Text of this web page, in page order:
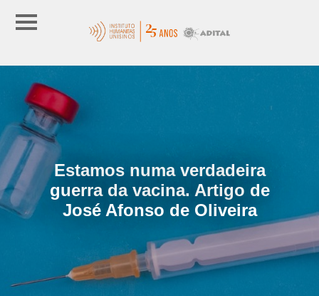
Estamos numa verdadeira
guerra da vacina. Artigo de
José Afonso de Oliveira